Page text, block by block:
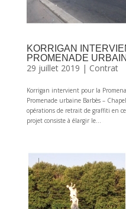
KORRIGAN
PROMENADE
29 juillet 2019 | Contrat
Korrigan intervient pour la
Promenade urbaine Barbès –
opérations de retrait de graffiti en
projet consiste à élargir le...